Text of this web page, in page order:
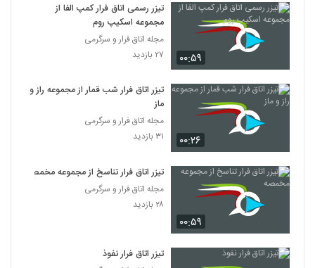
۰۰:۵۹
تیزر رسمی اتاق فرار کمپ الفا از
مجموعه اسکیپ روم
مجله اتاق فرار و سرگرمی
۲۷ بازدید
۰۰:۲۶
تیزر اتاق فرار شب قمار از مجموعه راز و
ماز
مجله اتاق فرار و سرگرمی
۳۱ بازدید
۰۰:۵۹
تیزر اتاق فرار تناسخ از مجموعه مخمصه
مجله اتاق فرار و سرگرمی
۲۸ بازدید
تیزر اتاق فرار نفوذ